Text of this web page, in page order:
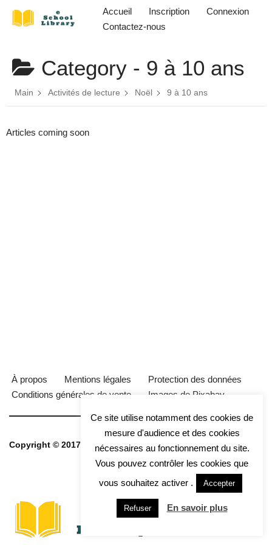
contenu
Accueil Inscription
Connexion
Contactez-nous
Category - 9 à 10 ans
Main Activités de lecture Noël 9 à 10 ans
Articles coming soon
À propos Mentions légales
Protection des données
Conditions générales de vente
Images de Pixabay
Copyright © 2017 - 2026 e School Library
| Propulsé parWordPress
Ce site utilise notamment des cookies de
mesure d'audience et des cookies
nécessaires au fonctionnement du site.
Vous pouvez contrôler les cookies que
vous souhaitez activer .
Accepter
Refuser En savoir plus